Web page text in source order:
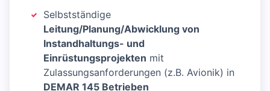
Selbstständige
Leitung/Planung/Abwicklung von
Instandhaltungs- und
Einrüstungsprojekten mit
Zulassungsanforderungen (z.B. Avionik) in
DEMAR 145 Betrieben